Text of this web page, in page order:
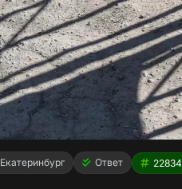
Екатеринбург Ответ 22834